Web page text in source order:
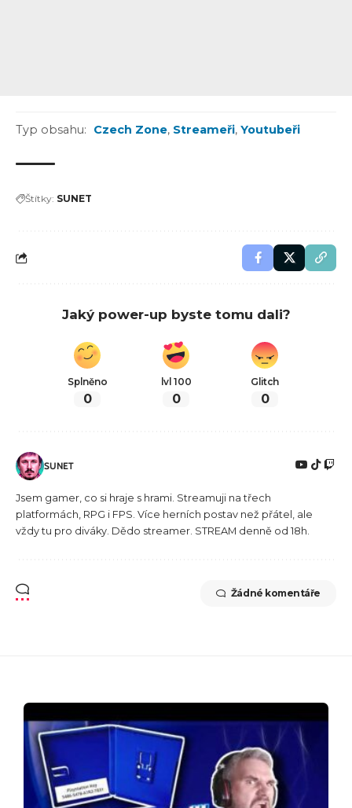
Typ obsahu: Czech Zone, Streameři, Youtubeři
Štítky: SUNET
Jaký power-up byste tomu dali?
Splněno
0
lvl 100
0
Glitch
0
SUNET
Jsem gamer, co si hraje s hrami. Streamuji na třech
platformách, RPG i FPS. Více herních postav než přátel, ale
vždy tu pro diváky. Dědo streamer. STREAM denně od 18h.
Žádné komentáře